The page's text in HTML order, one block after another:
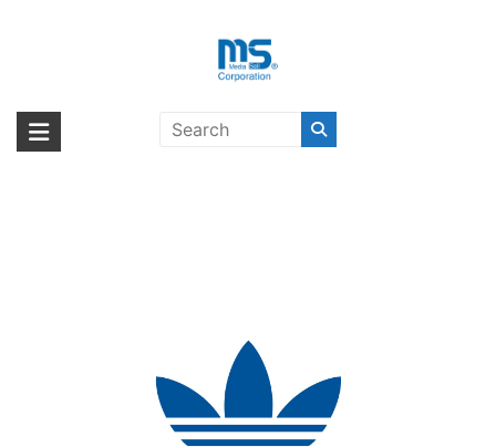
海外輸入ブランド商品｜株式会社
海外事業部が取り揃えている海外輸入商品には、日本では珍しい「海外ブ
ランド」をはじめ「ユニークな商品」「機能的な商品」「コストパフォー
Armband Size L FW18 Universal